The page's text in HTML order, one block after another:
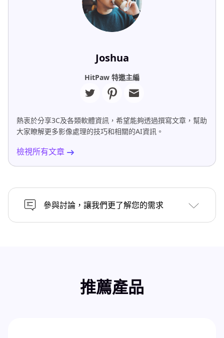
Joshua
HitPaw 特邀主編
熱衷於分享3C及各類軟體資訊，希望能夠透過撰寫文章，幫助
大家瞭解更多影像處理的技巧和相關的AI資訊。
檢視所有文章
參與討論，讓我們更了解您的需求
推薦產品